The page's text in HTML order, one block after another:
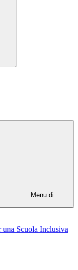
Menu di
Scuola Inclusiva